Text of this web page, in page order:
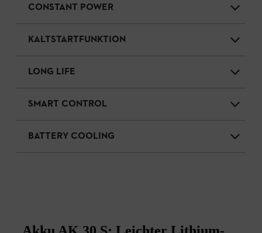
CONSTANT POWER
KALTSTARTFUNKTION
LONG LIFE
SMART CONTROL
BATTERY COOLING